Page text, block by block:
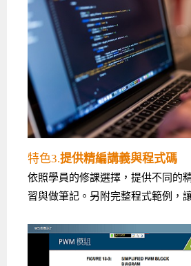
特色3.提供精編講義與程式碼
依照學員的修課選擇，提供不同的
習與做筆記。另附完整程式範例，